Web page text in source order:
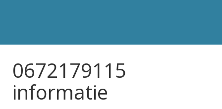
0672179115
informatie